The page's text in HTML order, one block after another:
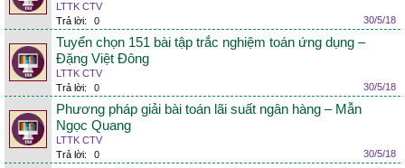
LTTK CTV
Trả lời:
0 30/5/18
Tuyển chọn 151 bài tập trắc nghiệm toán ứng dụng –
Đặng Việt Đông
LTTK CTV
Trả lời:
0 30/5/18
Phương pháp giải bài toán lãi suất ngân hàng – Mẫn
Ngọc Quang
LTTK CTV
Trả lời:
0 30/5/18